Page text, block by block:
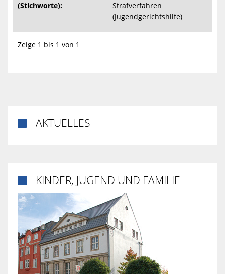
(Stichworte):
Strafverfahren
(Jugendgerichtshilfe)
Zeige 1 bis 1 von 1
AKTUELLES
KINDER, JUGEND UND FAMILIE